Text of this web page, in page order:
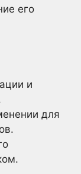
его
и
для